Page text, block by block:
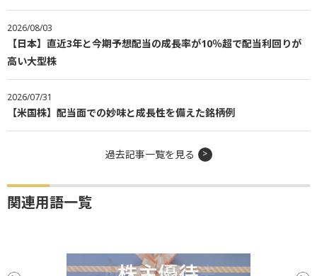
2026/08/03
【日本】直近3年と今期予想配当の成長率が10％超で配当利回りが
高い大型株
2026/07/31
【米国株】配当面での妙味と成長性を備えた銘柄例
過去記事一覧を見る
関連用語一覧